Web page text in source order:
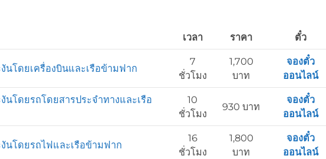
เวลา ราคา ตั๋ว
งันโดยเครื่องบินและเรือข้ามฟาก
7
ชั่วโมง
1,700
บาท
จองตั๋ว
ออนไลน์
นโดยรถโดยสารประจำทางและเรือ
10
ชั่วโมง
930 บาท
จองตั๋ว
ออนไลน์
งันโดยรถไฟและเรือข้ามฟาก
16
ชั่วโมง
1,800
บาท
จองตั๋ว
ออนไลน์